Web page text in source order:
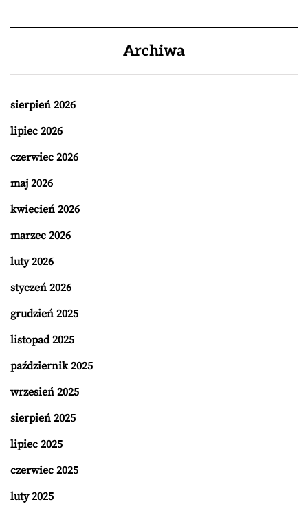
Archiwa
sierpień 2026
lipiec 2026
czerwiec 2026
maj 2026
kwiecień 2026
marzec 2026
luty 2026
styczeń 2026
grudzień 2025
listopad 2025
październik 2025
wrzesień 2025
sierpień 2025
lipiec 2025
czerwiec 2025
luty 2025